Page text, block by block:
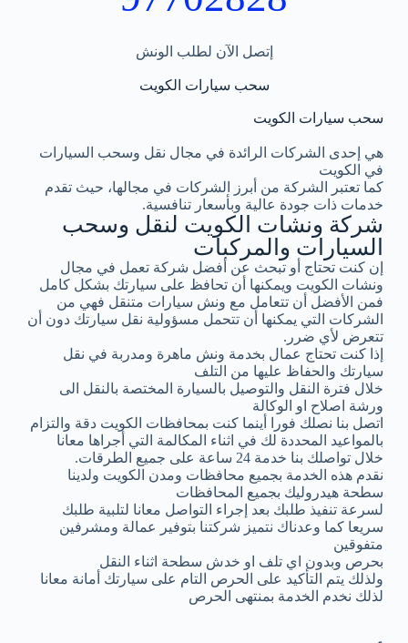
إتصل الآن لطلب الونش
سحب سيارات الكويت
سحب سيارات الكويت
هي إحدى الشركات الرائدة في مجال نقل وسحب السيارات
في الكويت
كما تعتبر الشركة من أبرز الشركات في مجالها، حيث تقدم
خدمات ذات جودة عالية وبأسعار تنافسية.
شركة ونشات الكويت لنقل وسحب
السيارات والمركبات
إن كنت تحتاج أو تبحث عن أفضل شركة تعمل في مجال
ونشات الكويت ويمكنها أن تحافظ على سيارتك بشكل كامل
فمن الأفضل أن تتعامل مع ونش سيارات متنقل فهي من
الشركات التي يمكنها أن تتحمل مسؤولية نقل سيارتك دون أن
تتعرض لأي ضرر.
إذا كنت تحتاج عمال بخدمة ونش ماهرة ومدربة في نقل
سيارتك والحفاظ عليها من التلف
خلال فترة النقل والتوصيل بالسيارة المختصة بالنقل الى
ورشة اصلاح او الوكالة
اتصل بنا نصلك فورا أينما كنت بمحافظات الكويت دقة والتزام
بالمواعيد المحددة لك في اثناء المكالمة التي أجراها معانا
خلال تواصلك بنا خدمة 24 ساعة على جميع الطرقات.
نقدم هذه الخدمة بجميع محافظات ومدن الكويت ولدينا
سطحة هيدروليك بجميع المحافظات
لسرعة تنفيذ طلبك بعد إجراء التواصل معانا لتلبية طلبك
سريعا كما وعدناك نتميز شركتنا بتوفير عمالة ومشرفين
متفوقين
بحرص وبدون اي تلف او خدش سطحة اثناء النقل
ولذلك يتم التأكيد على الحرص التام على سيارتك أمانة معانا
لذلك نخدم الخدمة بمنتهى الحرص